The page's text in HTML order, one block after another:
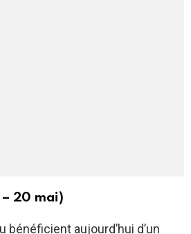
20 mai)
bénéficient aujourd’hui d’un